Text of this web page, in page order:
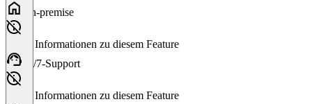
On-premise
Keine Informationen zu diesem Feature
24/7-Support
Keine Informationen zu diesem Feature